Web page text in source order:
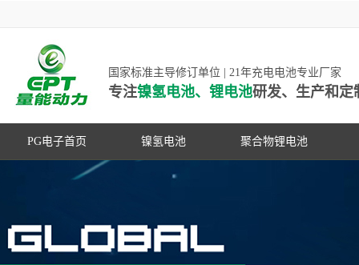
国家标准主导修订单位 | 21年充电电池专业厂家
专注镍氢电池、锂电池研发、生产和定
PG电子首页 镍氢电池 聚合物锂电池
高容量镍氢电池
超低自放电镍氢电池